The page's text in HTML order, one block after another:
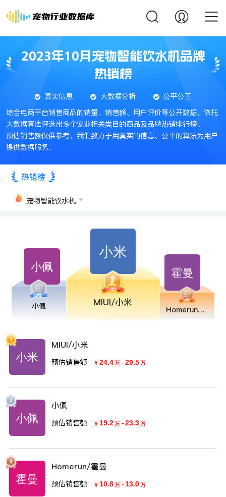
2023年10月宠物智能饮水机品牌
热销榜
真实信息 大数据分析
公平公正
综合电商平台销售商品的销量、销售额、用户评价等公开数据，依托
大数据算法评选出多个宠业相关类目的商品及品牌热销排行榜。
预估销售额仅供参考，我们致力于用真实的信息、公平的算法为用户
提供数据服务。
热销榜
宠物智能饮水机
小佩 MIUI/小米
Homerun/霍曼
MIUI/小米
预估销售额 ￥ 24.4万 - 29.5万
小佩
预估销售额 ￥ 19.2万 - 23.3万
Homerun/霍曼
预估销售额 ￥ 10.8万 - 13.0万